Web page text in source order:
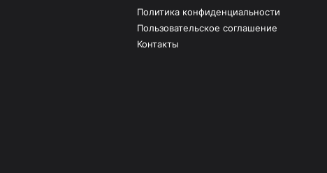
Политика конфиденциальности
Пользовательское соглашение
Контакты